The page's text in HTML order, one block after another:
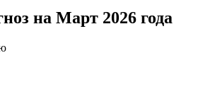
на Март 2026 года